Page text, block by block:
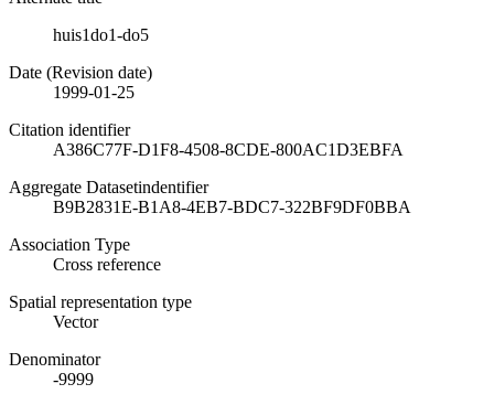
huis1do1-do5
Date (Revision date)
1999-01-25
Citation identifier
A386C77F-D1F8-4508-8CDE-800AC1D3EBFA
Aggregate Datasetindentifier
B9B2831E-B1A8-4EB7-BDC7-322BF9DF0BBA
Association Type
Cross reference
Spatial representation type
Vector
Denominator
-9999